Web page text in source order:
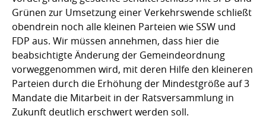
Grünen zur Umsetzung einer Verkehrswende schließt
obendrein noch alle kleinen Parteien wie SSW und
FDP aus. Wir müssen annehmen, dass hier die
beabsichtigte Änderung der Gemeindeordnung
vorweggenommen wird, mit deren Hilfe den kleineren
Parteien durch die Erhöhung der Mindestgröße auf 3
Mandate die Mitarbeit in der Ratsversammlung in
Zukunft deutlich erschwert werden soll.